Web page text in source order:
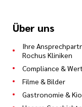
Über uns
Ihre
Rochus Kliniken
Compliance &
Filme & Bilder
Gastronomie &